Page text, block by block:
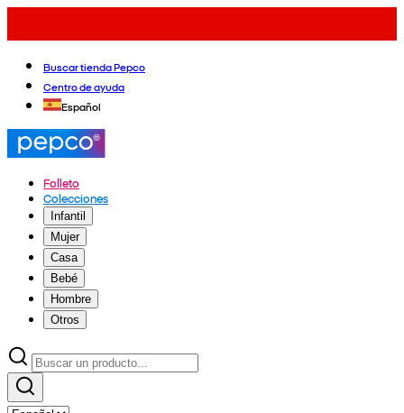
Buscar tienda Pepco
Centro de ayuda
Español
Folleto
Colecciones
Infantil
Mujer
Casa
Bebé
Hombre
Otros